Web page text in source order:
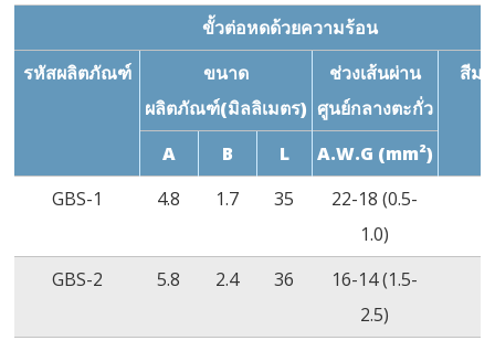
แนะนำให้ใช้เครื่องมือย้ำ: G-APEX P/N CT2005
ทนต่อแรงดัน
ไฟฟ้าสูง
AC2500V/60S
ไม่ชำรุด
ASTM D2671
ไม่มีการรั่ว
ไหล
IPX7(1M/1
ชั่วโมง)
ขั้วต่อหดด้วยความร้อน
รหัสผลิตภัณฑ์
ขนาด
ผลิตภัณฑ์(มิลลิเมตร)
ช่วงเส้นผ่าน
ศูนย์กลางตะกั่ว
สีม
A B L
A.W.G (mm²)
GBS-1
4.8 1.7 35
22-18 (0.5-
1.0)
GBS-2 5.8 2.4 36
16-14 (1.5-
2.5)